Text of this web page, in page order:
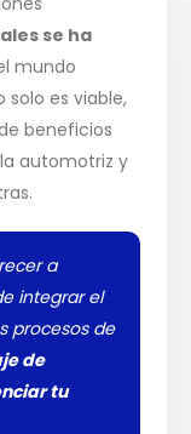
se ha
mundo
solo es viable,
beneficios
automotriz y
a
integrar el
procesos de
de
tu